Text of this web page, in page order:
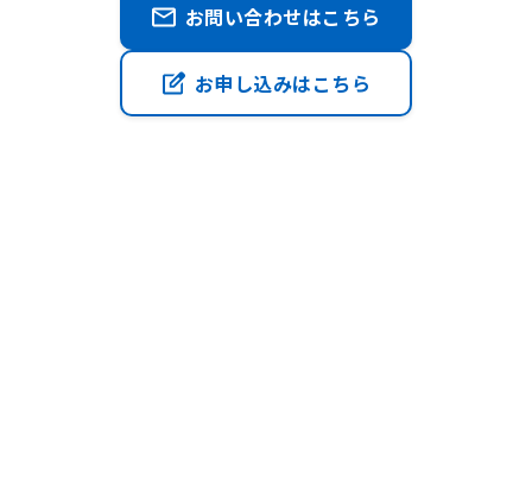
お問い合わせはこちら
お申し込みはこちら